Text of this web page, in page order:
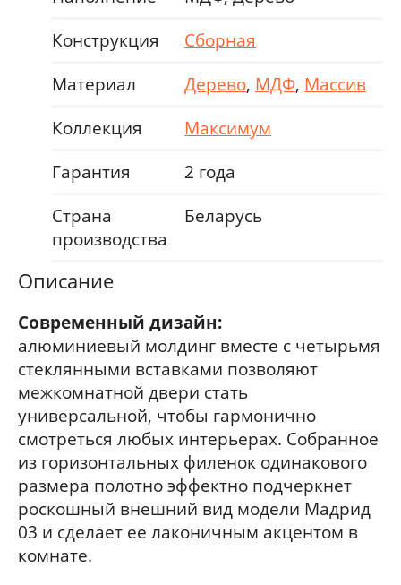
Конструкция
Сборная
Материал
Дерево, МДФ, Массив
Коллекция
Максимум
Гарантия
2 года
Страна
производства
Беларусь
Описание
Современный дизайн:
алюминиевый молдинг вместе с четырьмя
стеклянными вставками позволяют
межкомнатной двери стать
универсальной, чтобы гармонично
смотреться любых интерьерах. Собранное
из горизонтальных филенок одинакового
размера полотно эффектно подчеркнет
роскошный внешний вид модели Мадрид
03 и сделает ее лаконичным акцентом в
комнате.